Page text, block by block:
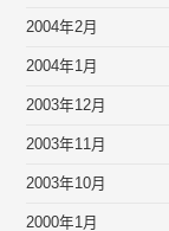
2004年2月
2004年1月
2003年12月
2003年11月
2003年10月
2000年1月